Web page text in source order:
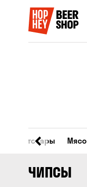
Все товары Мясо
ЧИПСЫ